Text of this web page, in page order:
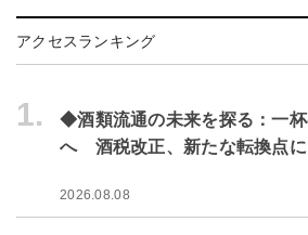
アクセスランキング
1.
◆酒類流通の未来を探る：一
へ 酒税改正、新たな転換点に
2026.08.08